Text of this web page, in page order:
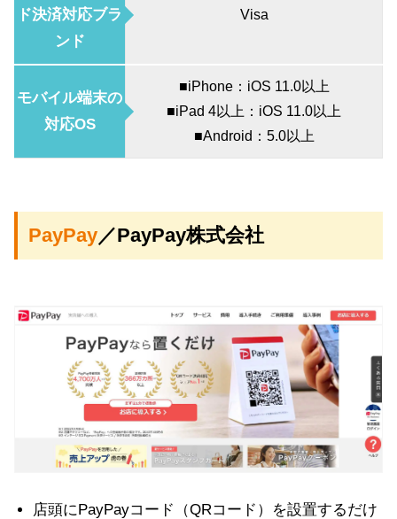
ド決済対応ブラ
ンド
Visa
モバイル端末の
対応OS
■iPhone：iOS 11.0以上
■iPad 4以上：iOS 11.0以上
■Android：5.0以上
PayPay／PayPay株式会社
店頭にPayPayコード（QRコード）を設置するだけ